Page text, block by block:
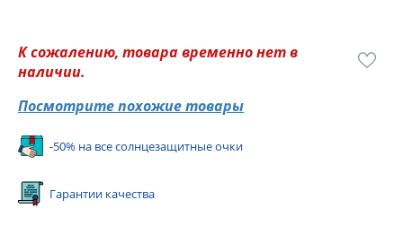
К сожалению, товара временно нет в
наличии.
Посмотрите похожие товары
-50% на все солнцезащитные очки
Гарантии качества